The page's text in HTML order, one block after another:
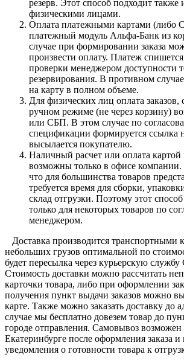
резерв. Этот способ подходит также
физическими лицами.
Оплата платежными картами (либо
платежный модуль Альфа-Банк из
случае при формировании заказа
произвести оплату. Платеж
проверки менеджером доступности
резервирования. В противном
на карту в полном объеме.
Для физических лиц оплата
ручном режиме (не через корзину)
или СБП. В этом случае по
спецификации формируется ссылка
высылается покупателю.
Наличный расчет или оплата картой
возможны только в офисе компании.
что для большинства товаров
требуется время для сборки,
склад отгрузки. Поэтому этот
только для некоторых товаров по
менеджером.
Доставка производится транспортными
небольших грузов оптимальной по
будет пересылка через курьерскую
Стоимость доставки можно рассчитать
карточки товара, либо при оформлении
получения пункт выдачи заказов можно
карте. Также можно заказать доставку до
случае мы бесплатно довезем товар до
городе отправления. Самовывоз возможен
Екатеринбурге после оформления заказа
уведомления о готовности товара к